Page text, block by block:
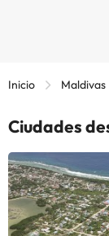
Inicio Maldivas
Ciudades